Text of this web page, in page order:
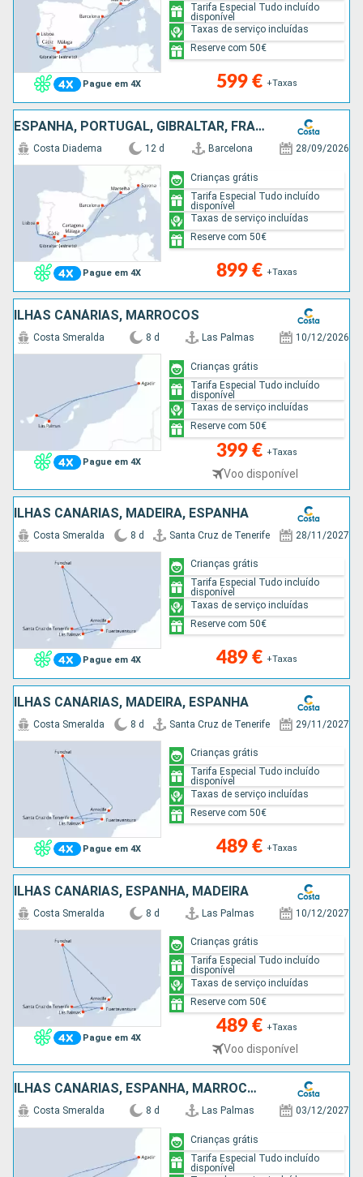
Pague em 4X 599 € +Taxas
Tarifa Especial Tudo incluído
disponível
Taxas de serviço incluídas
Reserve com 50€
ESPANHA, PORTUGAL, GIBRALTAR, FRANÇA, ITÁLIA
Pague em 4X
Costa Diadema 12 d Barcelona 28/09/2026
899 € +Taxas
Crianças grátis
Tarifa Especial Tudo incluído
disponível
Taxas de serviço incluídas
Reserve com 50€
ILHAS CANÁRIAS, MARROCOS
Pague em 4X
Costa Smeralda 8 d Las Palmas 10/12/2026
399 € +Taxas
Voo disponível
Crianças grátis
Tarifa Especial Tudo incluído
disponível
Taxas de serviço incluídas
Reserve com 50€
ILHAS CANÁRIAS, MADEIRA, ESPANHA
Pague em 4X
Costa Smeralda 8 d Santa Cruz de Tenerife 28/11/2027
489 € +Taxas
Crianças grátis
Tarifa Especial Tudo incluído
disponível
Taxas de serviço incluídas
Reserve com 50€
ILHAS CANÁRIAS, MADEIRA, ESPANHA
Pague em 4X
Costa Smeralda 8 d Santa Cruz de Tenerife 29/11/2027
489 € +Taxas
Crianças grátis
Tarifa Especial Tudo incluído
disponível
Taxas de serviço incluídas
Reserve com 50€
ILHAS CANÁRIAS, ESPANHA, MADEIRA
Pague em 4X
Costa Smeralda 8 d Las Palmas 10/12/2027
489 € +Taxas
Voo disponível
Crianças grátis
Tarifa Especial Tudo incluído
disponível
Taxas de serviço incluídas
Reserve com 50€
ILHAS CANÁRIAS, ESPANHA, MARROCOS
Costa Smeralda 8 d Las Palmas 03/12/2027
Crianças grátis
Tarifa Especial Tudo incluído
disponível